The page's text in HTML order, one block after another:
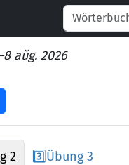
aŭg. 2026
2 3️⃣Übung 3